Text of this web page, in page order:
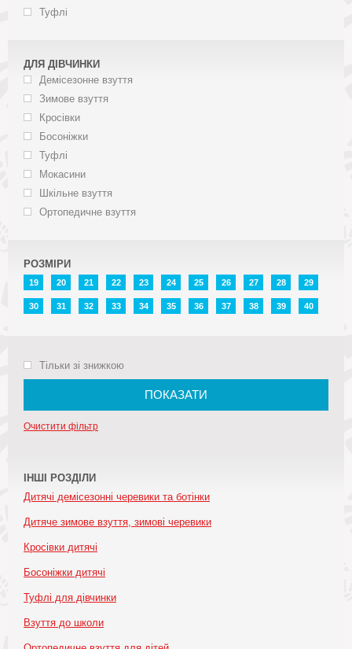
Туфлі
ДЛЯ ДІВЧИНКИ
Демісезонне взуття
Зимове взуття
Кросівки
Босоніжки
Туфлі
Мокасини
Шкільне взуття
Ортопедичне взуття
РОЗМІРИ
19 20 21 22 23 24 25 26 27 28 29
30 31 32 33 34 35 36 37 38 39 40
Тільки зі знижкою
ПОКАЗАТИ
Очистити фільтр
ІНШІ РОЗДІЛИ
Дитячі демісезонні черевики та ботінки
Дитяче зимове взуття, зимові черевики
Кросівки дитячі
Босоніжки дитячі
Туфлі для дівчинки
Взуття до школи